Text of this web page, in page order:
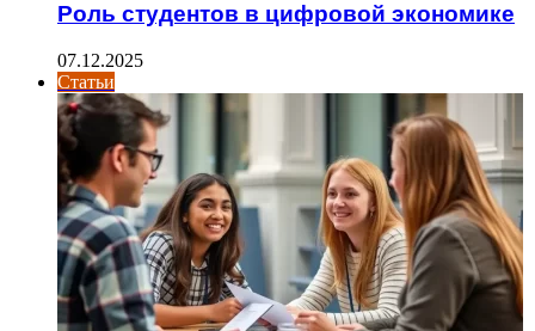
Роль студентов в цифровой экономике
07.12.2025
Статьи